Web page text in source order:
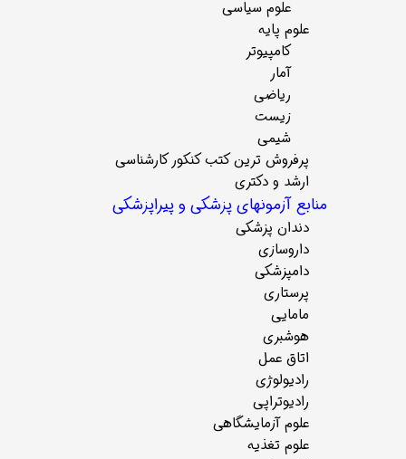
علوم سیاسی
علوم پایه
کامپیوتر
آمار
ریاضی
زیست
شیمی
پرفروش ترین کتب کنکور کارشناسی
ارشد و دکتری
منابع آزمونهای پزشکی و پیراپزشکی
دندان پزشکی
داروسازی
دامپزشکی
پرستاری
مامایی
هوشبری
اتاق عمل
رادیولوژی
رادیوتراپی
علوم آزمایشگاهی
علوم تغذیه